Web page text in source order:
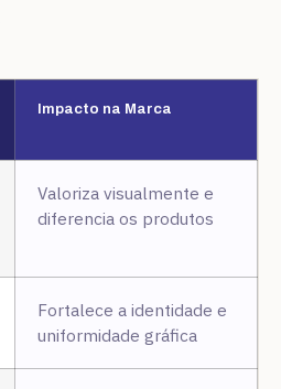
Impacto na Marca
Valoriza visualmente e
diferencia os produtos
Fortalece a identidade e
uniformidade gráfica